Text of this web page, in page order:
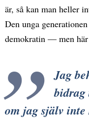
är, så kan man heller
Den unga
demokratin — men här
Jag
bidrag
om jag själv